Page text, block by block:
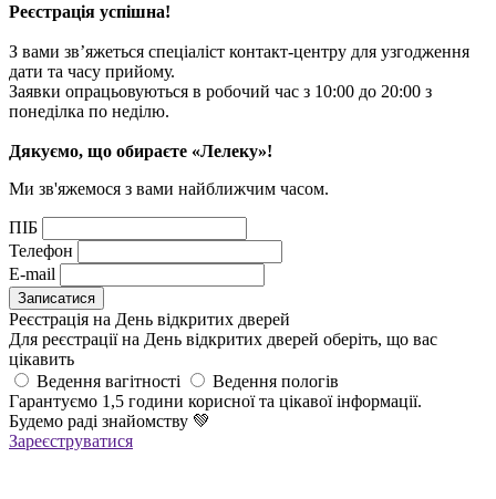
Реєстрація успішна!
З вами зв’яжеться спеціаліст контакт-центру для узгодження
дати та часу прийому.
Заявки опрацьовуються в робочий час з 10:00 до 20:00 з
понеділка по неділю.
Дякуємо, що обираєте «Лелеку»!
Ми зв'яжемося з вами найближчим часом.
ПІБ
Телефон
E-mail
Реєстрація на День відкритих дверей
Для реєстрації на День відкритих дверей оберіть, що вас
цікавить
Ведення вагітності
Ведення пологів
Гарантуємо 1,5 години корисної та цікавої інформації.
Будемо раді знайомству 💚
Зареєструватися